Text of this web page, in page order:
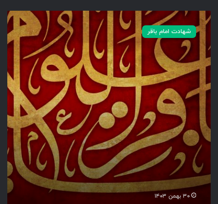
ی
ا
ا
ق
ر
ل
م
شهادت امام باقر
۳۰ بهمن ۱۴۰۳